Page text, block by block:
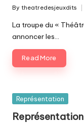
Headlines
Posted
by
By theatredesjeuxdits
La troupe du «
annoncer les…
Read More
Posted
Représentation